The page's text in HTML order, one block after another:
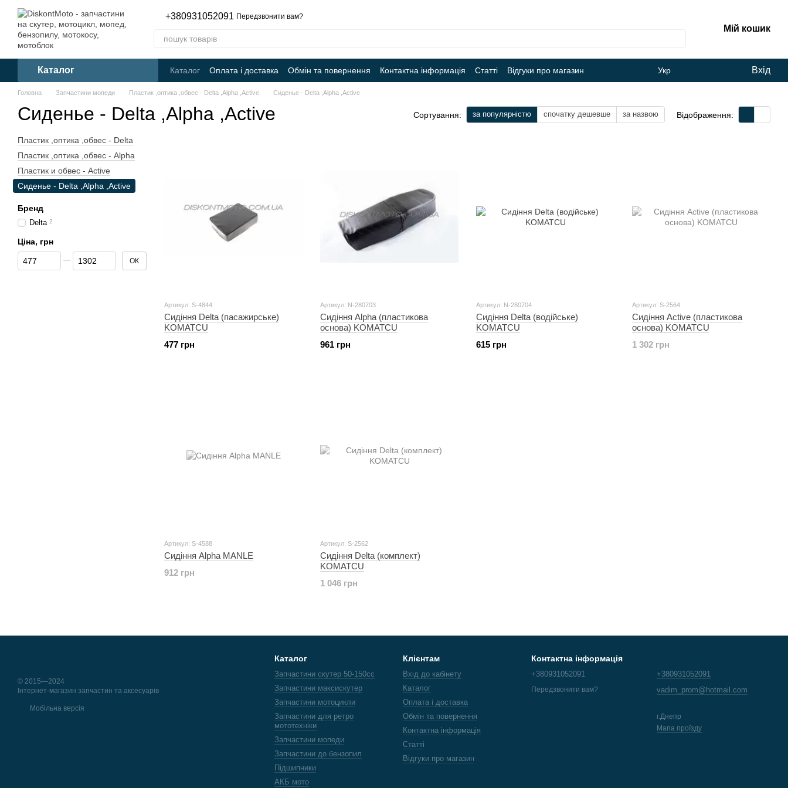
Перейти до основного контенту
+380931052091 Передзвонити вам?
Мій кошик
Каталог Каталог Оплата і доставка Обмін та повернення Контактна інформація Статті Відгуки про магазин Укр Вхід
Головна Запчастини мопеди Пластик ,оптика ,обвес - Delta ,Alpha ,Active Сиденье - Delta ,Alpha ,Active
Сиденье - Delta ,Alpha ,Active Сортування: за популярністю спочатку дешевше за назвою Відображення:
Артикул: S-4844
Сидіння Delta (пасажирське)
KOMATCU
477 грн
Артикул: N-280703
Сидіння Alpha (пластикова
основа) KOMATCU
961 грн
Артикул: N-280704
Сидіння Delta (водійське)
KOMATCU
615 грн
Артикул: S-2564
Сидіння Active (пластикова
основа) KOMATCU
1 302 грн
Артикул: S-4588
Сидіння Alpha MANLE
912 грн
Артикул: S-2562
Сидіння Delta (комплект)
KOMATCU
1 046 грн
Пластик ,оптика ,обвес - Delta
Пластик ,оптика ,обвес - Alpha
Пластик и обвес - Active
Сиденье - Delta ,Alpha ,Active
Бренд
Delta 2
Ціна, грн
Від Ціна, грн
До Ціна, грн ОК
© 2015—2024
Інтернет-магазин запчастин та аксесуарів
Мобільна версія
Каталог
Запчастини скутер 50-150cc
Запчастини максискутер
Запчастини мотоцикли
Запчастини для ретро
мототехніки
Запчастини мопеди
Запчастини до бензопил
Підшипники
АКБ мото
Клієнтам
Вхід до кабінету
Каталог
Оплата і доставка
Обмін та повернення
Контактна інформація
Статті
Відгуки про магазин
Контактна інформація
+380931052091
Передзвонити вам?
+380931052091
vadim_prom@hotmail.com
г.Днепр
Мапа проїзду